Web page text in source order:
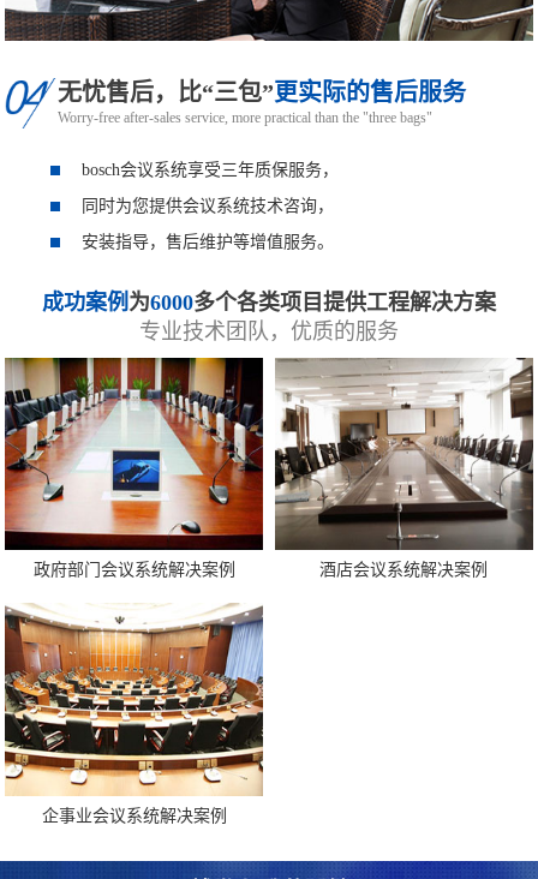
无忧售后，比“三包”更实际的售后服务
Worry-free after-sales service, more practical than the "three bags"
bosch会议系统享受三年质保服务，
同时为您提供会议系统技术咨询，
安装指导，售后维护等增值服务。
成功案例 为6000多个各类项目提供工程解决方案
专业技术团队，优质的服务
政府部门会议系统解决案例 酒店会议系统解决案例
企事业会议系统解决案例